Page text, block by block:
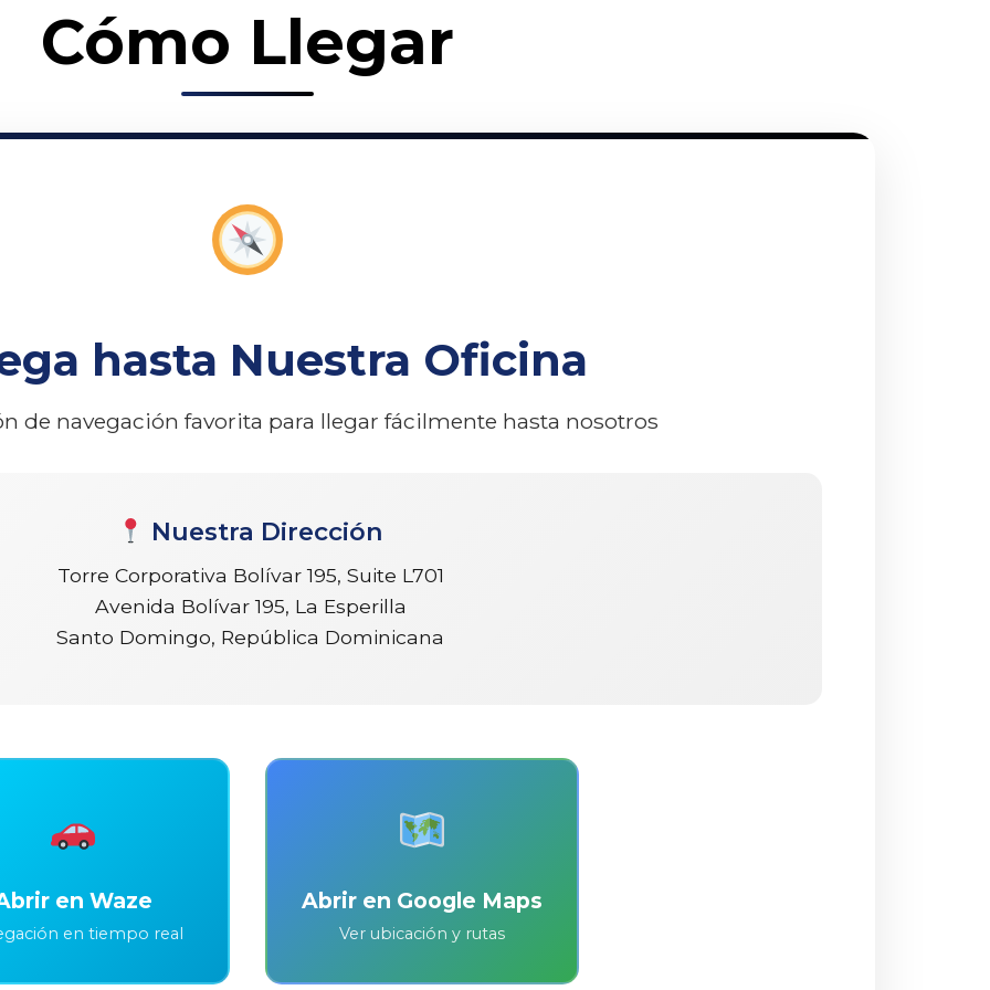
Cómo Llegar
hasta Nuestra Oficina
de navegación favorita para llegar fácilmente hasta nosotros
Nuestra Dirección
Torre Corporativa Bolívar 195, Suite L701
Avenida Bolívar 195, La Esperilla
Santo Domingo, República Dominicana
en Waze
en tiempo real
Abrir en Google Maps
Ver ubicación y rutas